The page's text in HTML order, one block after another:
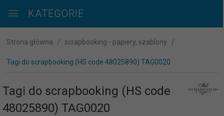
KATEGORIE
Strona główna scrapbooking - papiery, szablony
Tagi do scrapbooking (HS code 48025890) TAG0020
Tagi do scrapbooking (HS code
48025890) TAG0020